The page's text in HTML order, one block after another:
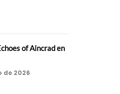
of Aincrad en
de 2026